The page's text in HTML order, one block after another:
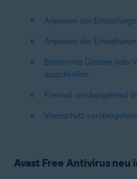
Anpassen der
Anpassen der
Bestimmte Dateien oder
ausschließen
Firewall vorübergehend
Virenschutz
Avast Free Antivirus neu